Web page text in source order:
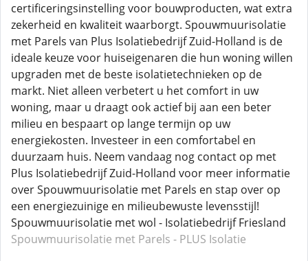
certificeringsinstelling voor bouwproducten, wat extra
zekerheid en kwaliteit waarborgt. Spouwmuurisolatie
met Parels van Plus Isolatiebedrijf Zuid-Holland is de
ideale keuze voor huiseigenaren die hun woning willen
upgraden met de beste isolatietechnieken op de
markt. Niet alleen verbetert u het comfort in uw
woning, maar u draagt ook actief bij aan een beter
milieu en bespaart op lange termijn op uw
energiekosten. Investeer in een comfortabel en
duurzaam huis. Neem vandaag nog contact op met
Plus Isolatiebedrijf Zuid-Holland voor meer informatie
over Spouwmuurisolatie met Parels en stap over op
een energiezuinige en milieubewuste levensstijl!
Spouwmuurisolatie met wol - Isolatiebedrijf Friesland
Spouwmuurisolatie met Parels - PLUS Isolatie